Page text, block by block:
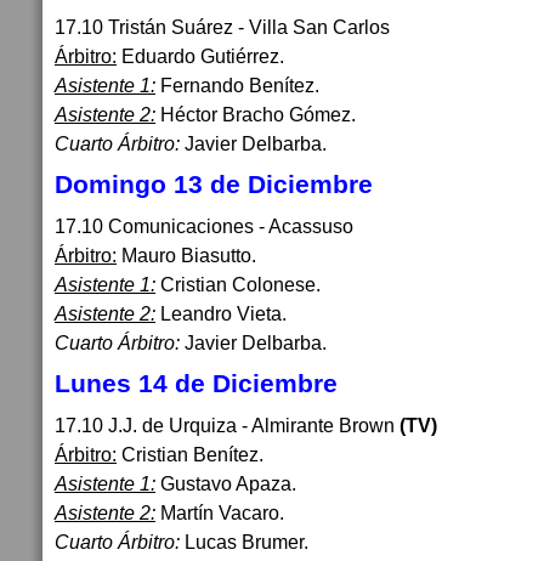
17.10 Tristán Suárez - Villa San Carlos
Árbitro: Eduardo Gutiérrez.
Asistente 1: Fernando Benítez.
Asistente 2: Héctor Bracho Gómez.
Cuarto Árbitro: Javier Delbarba.
Domingo 13 de Diciembre
17.10 Comunicaciones - Acassuso
Árbitro: Mauro Biasutto.
Asistente 1: Cristian Colonese.
Asistente 2: Leandro Vieta.
Cuarto Árbitro: Javier Delbarba.
Lunes 14 de Diciembre
17.10 J.J. de Urquiza - Almirante Brown (TV)
Árbitro: Cristian Benítez.
Asistente 1: Gustavo Apaza.
Asistente 2: Martín Vacaro.
Cuarto Árbitro: Lucas Brumer.